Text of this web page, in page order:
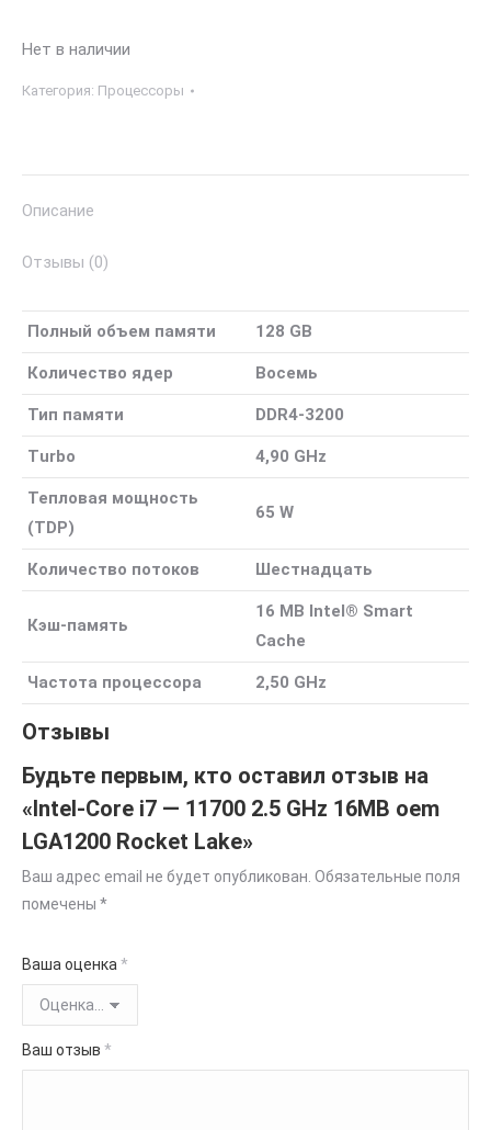
Нет в наличии
Категория: Процессоры
Описание
Отзывы (0)
Полный объем памяти 128 GB
Количество ядер Восемь
Тип памяти DDR4-3200
Turbo 4,90 GHz
Тепловая мощность
(TDP)
65 W
Количество потоков Шестнадцать
Кэш-память
16 MB Intel® Smart
Cache
Частота процессора 2,50 GHz
Отзывы
Будьте первым, кто оставил отзыв на
«Intel-Core i7 — 11700 2.5 GHz 16MB oem
LGA1200 Rocket Lake»
Ваш адрес email не будет опубликован. Обязательные поля
помечены *
Ваша оценка *
Ваш отзыв *